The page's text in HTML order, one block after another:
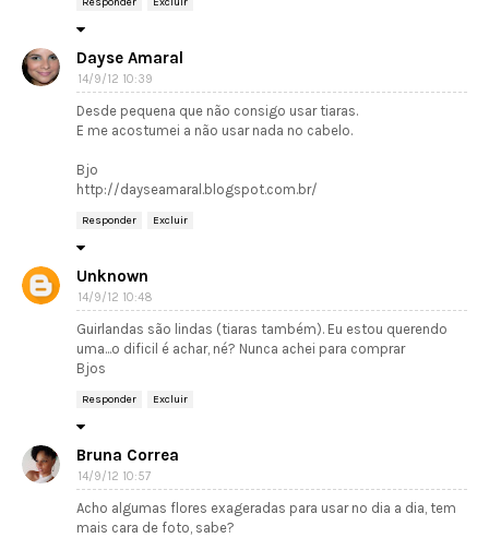
Dayse Amaral
14/9/12 10:39
Desde pequena que não consigo usar tiaras.
E me acostumei a não usar nada no cabelo.
Bjo
http://dayseamaral.blogspot.com.br/
Responder Excluir
Unknown
14/9/12 10:48
Guirlandas são lindas (tiaras também). Eu estou querendo
uma...o dificil é achar, né? Nunca achei para comprar
Bjos
Responder Excluir
Bruna Correa
14/9/12 10:57
Acho algumas flores exageradas para usar no dia a dia, tem
mais cara de foto, sabe?